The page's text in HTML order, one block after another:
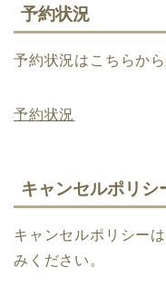
予約状況
予約状況はこちらか
予約状況
キャンセルポリシ
キャンセルポリシー
みください。